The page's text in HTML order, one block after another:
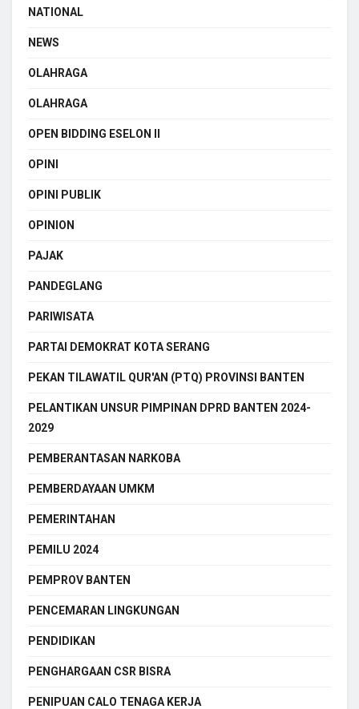
NATIONAL
NEWS
OLAHRAGA
OLAHRAGA
OPEN BIDDING ESELON II
OPINI
OPINI PUBLIK
OPINION
PAJAK
PANDEGLANG
PARIWISATA
PARTAI DEMOKRAT KOTA SERANG
PEKAN TILAWATIL QUR'AN (PTQ) PROVINSI BANTEN
PELANTIKAN UNSUR PIMPINAN DPRD BANTEN 2024-
2029
PEMBERANTASAN NARKOBA
PEMBERDAYAAN UMKM
PEMERINTAHAN
PEMILU 2024
PEMPROV BANTEN
PENCEMARAN LINGKUNGAN
PENDIDIKAN
PENGHARGAAN CSR BISRA
PENIPUAN CALO TENAGA KERJA